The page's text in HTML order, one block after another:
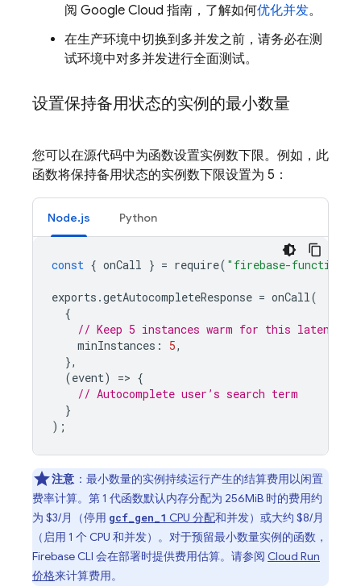
阅 Google Cloud 指南，了解如何优化并发。
在生产环境中切换到多并发之前，请务必在测
试环境中对多并发进行全面测试。
设置保持备用状态的实例的最小数量
您可以在源代码中为函数设置实例数下限。例如，此
函数将保持备用状态的实例数下限设置为 5：
Node.js Python
const { onCall } = require( "firebase-functions/
exports .getAutocompleteResponse = onCall(
{
// Keep 5 instances warm for this
minInstances : 5,
},
(event) => {
// Autocomplete user’s search term
}
);
注意 ：最小数量的实例持续运行产生的结算费用以闲置
费率计算。第 1 代函数默认内存分配为 256MiB 时的费用约
为 $3/月（停用 gcf_gen_1 CPU 分配和并发）或大约 $8/月
（启用 1 个 CPU 和并发）。对于预留最小数量实例的函数，
Firebase CLI 会在部署时提供费用估算。请参阅 Cloud Run
价格来计算费用。